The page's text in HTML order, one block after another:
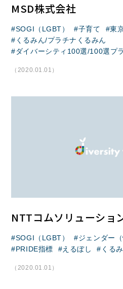
MSD株式会社
SOGI（LGBT） 子育て 東
くるみん/プラチナくるみん
ダイバーシティ100選/100選プ
（2020.01.01）
NTTコムソリューショ
SOGI（LGBT） ジェンダー（
PRIDE指標
えるぼし くる
（2020.01.01）